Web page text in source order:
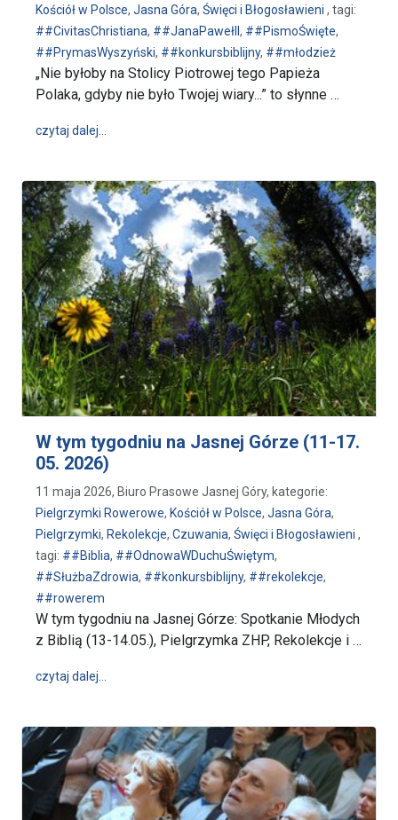
Kościół w Polsce, Jasna Góra, Święci i Błogosławieni , tagi:
##CivitasChristiana, ##JanaPawełII , ##PismoŚwięte,
##PrymasWyszyński, ##konkursbiblijny, ##młodzież
„Nie byłoby na Stolicy Piotrowej tego Papieża
Polaka, gdyby nie było Twojej wiary...” to słynne …
czytaj dalej…
W tym tygodniu na Jasnej Górze (11-17.
05. 2026)
11 maja 2026, Biuro Prasowe Jasnej Góry, kategorie:
Pielgrzymki Rowerowe, Kościół w Polsce, Jasna Góra,
Pielgrzymki, Rekolekcje, Czuwania, Święci i Błogosławieni ,
tagi: ##Biblia, ##OdnowaWDuchuŚwiętym,
##SłużbaZdrowia, ##konkursbiblijny, ##rekolekcje,
##rowerem
W tym tygodniu na Jasnej Górze: Spotkanie Młodych
z Biblią (13-14.05.), Pielgrzymka ZHP, Rekolekcje i …
czytaj dalej…